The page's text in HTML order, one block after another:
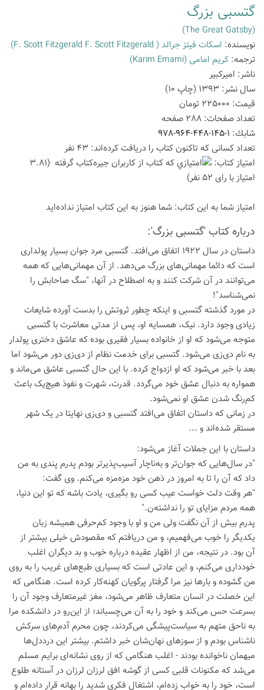
گتسبی بزرگ
(The Great Gatsby)
نویسنده: اسکات فیتز جرالد ( F. Scott Fitzgerald F. Scott Fitzgerald)
ترجمه: کریم امامی (Karim Emami)
ناشر: امیرکبیر
سال نشر: 1393 (چاپ 10
)
قیمت: 225000 تومان
تعداد صفحات: 288 صفحه
شابك: 978-964-448-145-1
تعداد كسانی كه تاكنون كتاب را دریافت كرده‌اند: 43 نفر
امتیاز كتاب:
(3.81
امتیاز با رای 52 نفر)
امتیاز شما به این كتاب: شما هنوز به این كتاب امتیاز نداده‌اید
درباره كتاب 'گتسبی بزرگ':
داستان در سال 1922 اتفاق می‌افتد. گتسبی مرد جوان بسیار پولداری
است که دائما مهمانی‌های بزرگ می‌دهد. از آن مهمانی‌هایی که همه
می‌توانند در آن شرکت کنند و به اصطلاح در آنها، "سگ صاحابش را
نمی‌شناسد"!
در مورد گذشته گتسبی و اینکه چطور ثروتش را بدست آورده شایعات
زیادی وجود دارد. نیک، همسایه او، پس از مدتی معاشرت با گتسبی
متوجه می‌شود که او از خانواده بسیار فقیری بوده که عاشق دختری پولدار
به نام دی‌زی می‌شود. گتسبی برای خدمت نظام از دی‌زی دور می‌شود اما
بعد با خبر می‌شود که او ازدواج کرده. با این حال گتسبی عاشق می‌ماند و
همواره به دنبال عشق خود می‌گردد. قدرت، شهرت و نفوذ هیچ‌یک باعث
کم‌رنگ شدن عشق او نمی‌شود.
در زمانی که داستان اتفاق می‌افتد گتسبی و دی‌زی نهایتا در یک شهر
مستقر شده‌اند و ...
داستان با این جملات آغاز می‌شود:
"در سال‌هایی که جوان‌تر و به‌ناچار آسیب‌پذیرتر بودم پدرم پندی به من
داد که آن را تا به امروز در ذهن خود مزه‌مزه می‌کنم. وی گفت:
"هر وقت دلت خواست عیب کسی رو بگیری، یادت باشه که تو این دنیا،
همه مردم مزایای تو را نداشته‌ن."
پدرم بیش از آن نگفت ولی من و او با وجود کم‌حرفی همیشه زبان
یکدیگر را خوب می‌فهمیم، و من دریافتم که مقصودش خیلی بیشتر از
آن بود. در نتیجه، من از اظهار عقیده درباره خوب و بد دیگران اغلب
خودداری می‌کنم، و این عادتی است که بسیاری طبع‌های غریب را به روی
من گشوده و بارها نیز مرا گرفتار پرگویان کهنه‌کار کرده است. هنگامی که
این خصلت در انسان متعارف ظاهر می‌شود، مغز غیرمتعارف وجود آن را
بسرعت حس می‌کند و خود را به آن می‌چسباند؛ از این‌رو در دانشکده مرا
به ناحق متهم به سیاست‌پیشگی می‌کردند، چون محرم آدم‌های سرکش
ناشناس بودم و از سوزهای نهان‌شان خبر داشتم. بیشتر این درددل‌ها
میهمان ناخوانده بودند - اغلب هنگامی که از روی نشانه‌ای برایم مسلم
می‌شد که مکنونات قلبی کسی از گوشه افق لرزان لرزان در آستانه طلوع
است، خود را به خواب زده‌ام، اشتغال فکری شدید را بهانه قرار داده‌ام و